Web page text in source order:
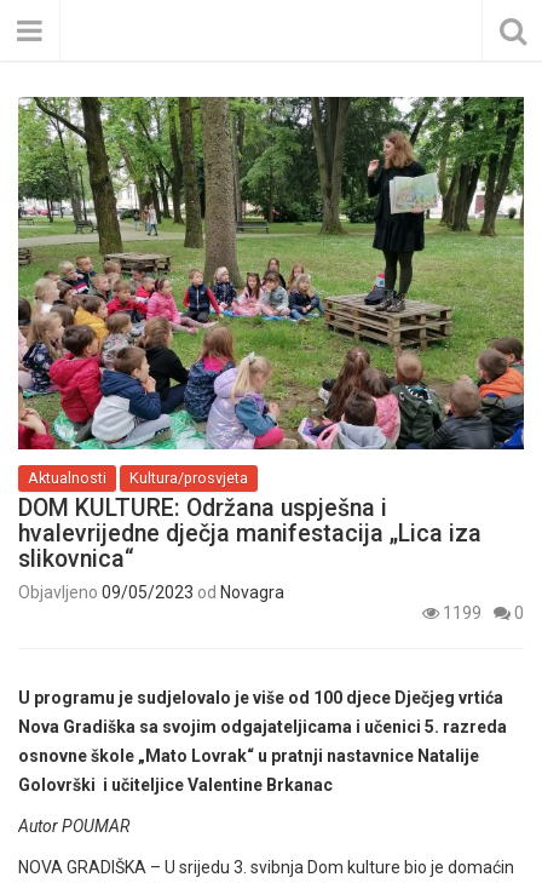
Aktualnosti Kultura/prosvjeta
DOM KULTURE: Održana uspješna i
hvalevrijedne dječja manifestacija „Lica iza
slikovnica“
Objavljeno 09/05/2023 od Novagra
1199
0
U programu je sudjelovalo je više od 100 djece Dječjeg vrtića
Nova Gradiška sa svojim odgajateljicama i učenici 5. razreda
osnovne škole „Mato Lovrak“ u pratnji nastavnice Natalije
Golovrški i učiteljice Valentine Brkanac
Autor POUMAR
NOVA GRADIŠKA – U srijedu 3. svibnja Dom kulture bio je domaćin